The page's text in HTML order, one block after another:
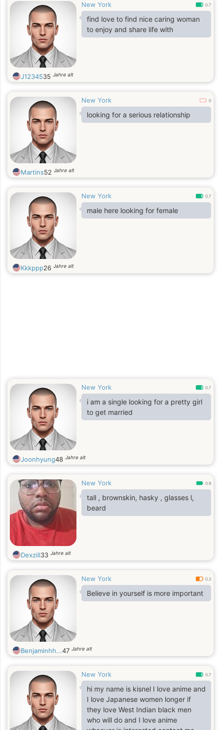
New York 0.7
find love to find nice caring woman
to enjoy and share life with
J1234535 Jahre alt
New York 0
looking for a serious relationship
Martins52 Jahre alt
New York 0.7
male here looking for female
Kkkppp26 Jahre alt
New York 0.7
i am a single looking for a pretty girl
to get married
Joonhyung48 Jahre alt
New York 0.9
tall , brownskin, hasky , glasses l,
beard
Dexzill33 Jahre alt
New York 0.3
Believe in yourself is more important
Benjaminhh...47 Jahre alt
New York 0.7
hi my name is kisnel I love anime and
I love Japanese women longer if
they love West Indian black men
who will do and I love anime